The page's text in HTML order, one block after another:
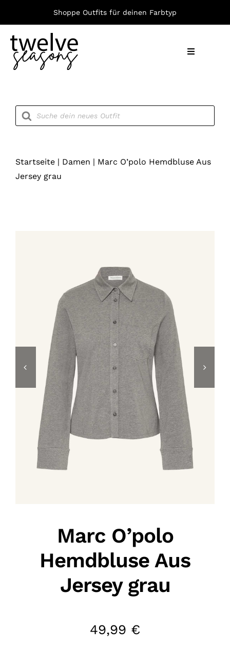
springen
Shoppe Outfits für deinen Farbtyp
Toggle
Products
search
Startseite| Damen | Marc O’polo Hemdbluse Aus
Jersey grau
Marc O’polo
Hemdbluse Aus
Jersey grau
49,99 €